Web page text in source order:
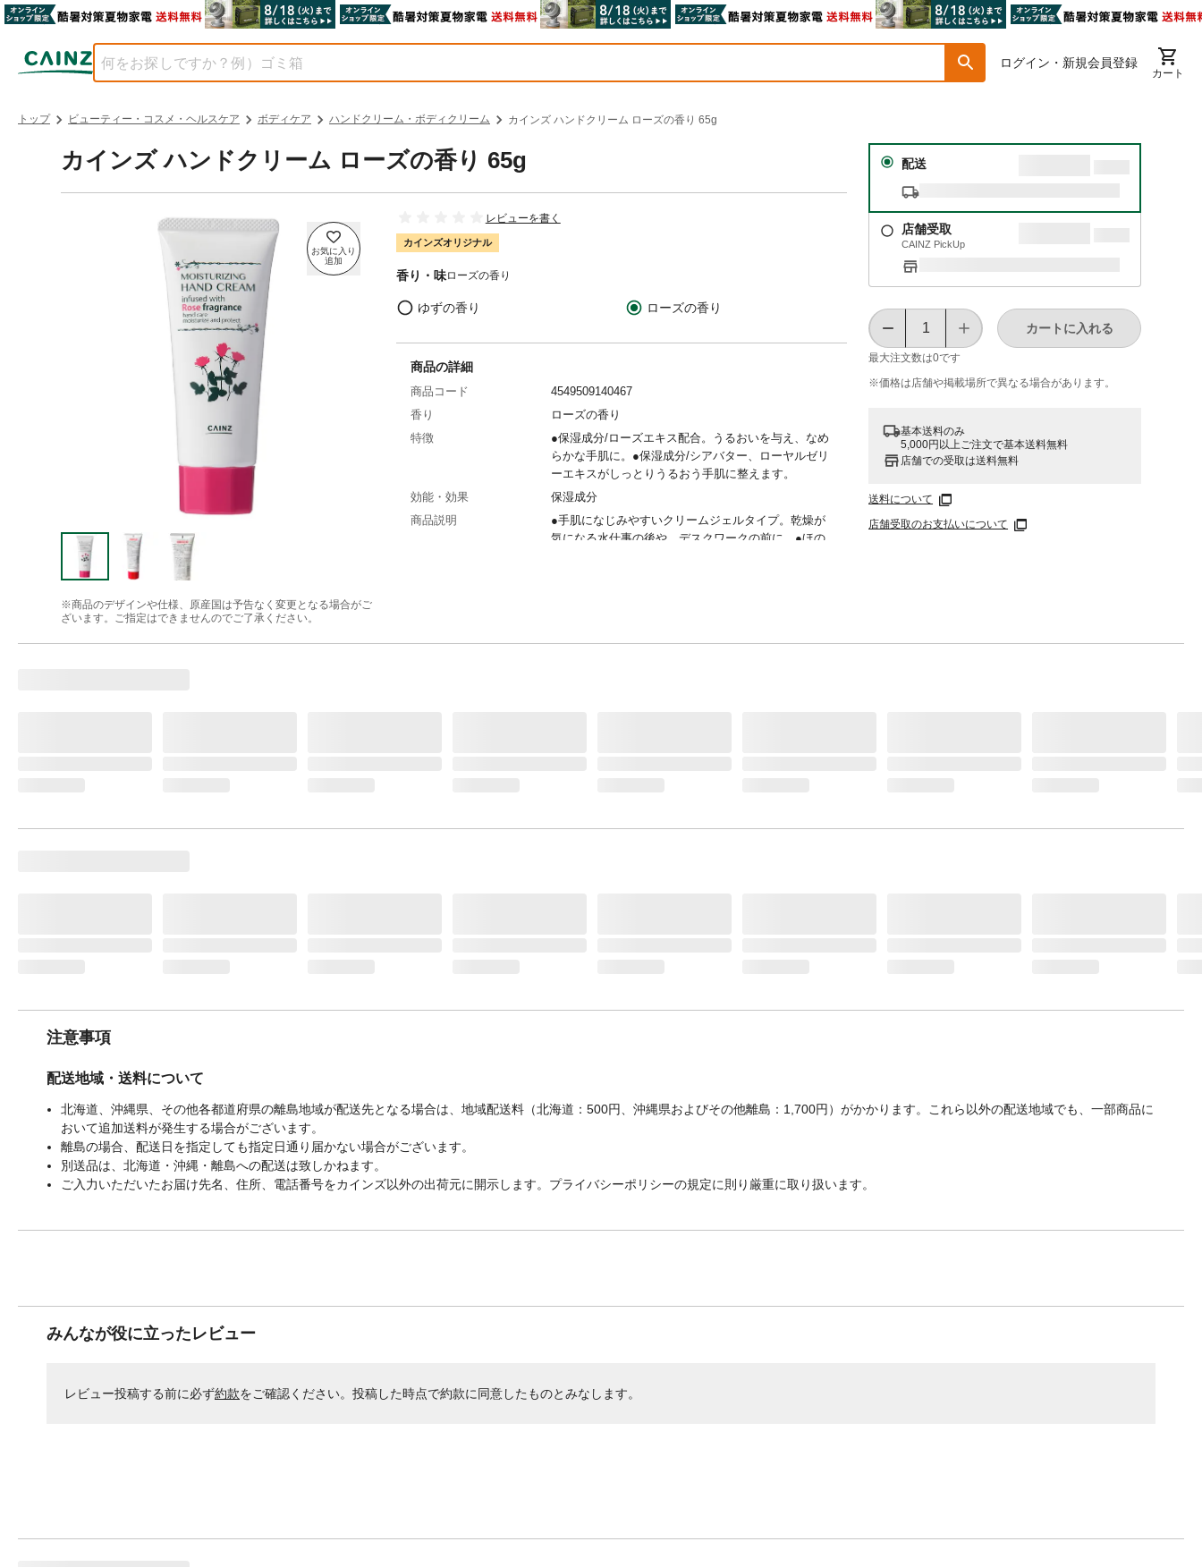
ログイン・新規会員登録
カート
トップ ビューティー・コスメ・ヘルスケア ボディケア ハンドクリーム・ボディクリーム カインズ ハンドクリーム ローズの香り 65g
カインズ ハンドクリーム ローズの香り 65g
※商品のデザインや仕様、原産国は予告なく変更となる場合がご
ざいます。ご指定はできませんのでご了承ください。
レビューを書く
カインズオリジナル
香り・味ローズの香り
ゆずの香り ローズの香り
配送
店舗受取
CAINZ PickUp
最大注文数は0です
カートに入れる
※価格は​店舗や​掲載場所で​異なる​場合が​あります。
基本送料のみ
5,000円以上ご注文で基本送料無料
店舗での受取は送料無料
送料について
店舗受取のお支払いについて
商品の詳細
商品コード
4549509140467
香り
ローズの香り
特徴
●保湿成分/ローズエキス配合。うるおいを与え、なめ
らかな手肌に。●保湿成分/シアバター、ローヤルゼリ
ーエキスがしっとりうるおう手肌に整えます。
効能・効果
保湿成分
商品説明
●手肌になじみやすいクリームジェルタイプ。乾燥が
気になる水仕事の後や、デスクワークの前に。●ほの
商品仕様
ハンドクリーム
タイプ
クリームジェル
注意事項
配送地域・送料について
北海道、沖縄県、その他各都道府県の離島地域が配送先となる場合は、地域配送料（北海道：500円、沖縄県およびその他離島：1,700円）がかかります。これら以外の配送地域でも、一部商品に
おいて追加送料が発生する場合がございます。
離島の場合、配送日を指定しても指定日通り届かない場合がございます。
別送品は、北海道・沖縄・離島への配送は致しかねます。
ご入力いただいたお届け先名、住所、電話番号をカインズ以外の出荷元に開示します。プライバシーポリシーの規定に則り厳重に取り扱います。
みんなが役に立ったレビュー
レビュー投稿する前に必ず約款をご確認ください。投稿した時点で約款に同意したものとみなします。